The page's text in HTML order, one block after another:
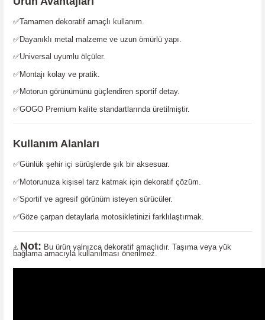
✅Tamamen dekoratif amaçlı kullanım.
✅Dayanıklı metal malzeme ve uzun ömürlü yapı.
✅Universal uyumlu ölçüler.
✅Montajı kolay ve pratik.
✅Motorun görünümünü güçlendiren sportif detay.
✅GOGO Premium kalite standartlarında üretilmiştir.
Kullanım Alanları
✅Günlük şehir içi sürüşlerde şık bir aksesuar.
✅Motorunuza kişisel tarz katmak için dekoratif çözüm.
✅Sportif ve agresif görünüm isteyen sürücüler.
✅Göze çarpan detaylarla motosikletinizi farklılaştırmak.
⚠️ Not: Bu ürün yalnızca dekoratif amaçlıdır. Taşıma veya yük
bağlama amacıyla kullanılması önerilmez.